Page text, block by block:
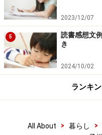
「8人にりんごをあげま
りんごは何個になるで
「8×6」なのか「6×8」
数」と「掛けられる数
が、一方で教科書では「
にくくなりますし、や
2023/12/07
5
読書感想文
き
2024/10/02
ランキ
All About > 暮らし >